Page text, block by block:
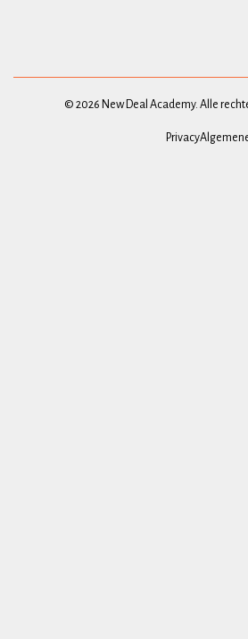
© 2026 New Deal Academy. Alle
Privacy